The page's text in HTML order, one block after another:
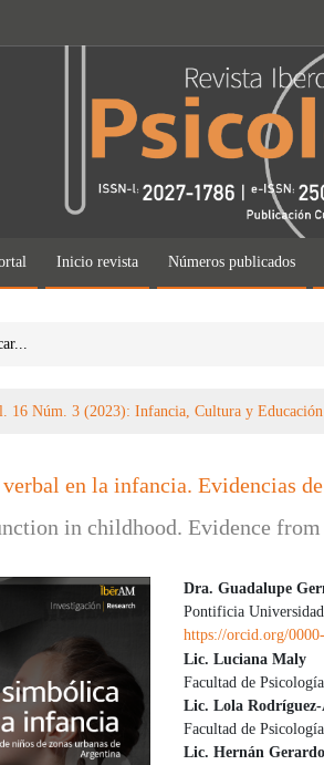
Inicio revista Números publicados
16 Núm. 3 (2023): Infancia, Cultura y
en la infancia. Evidencias
in childhood. Evidence
Contenido
Dra. Guadalupe
Pontificia
https://orcid.org/
Lic. Luciana Maly
Facultad de
Lic. Lola Rodríguez-
Facultad de
Lic. Hernán